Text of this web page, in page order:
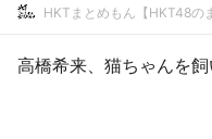
HKTまとめもん【HKT48の
高橋希来、猫ちゃんを